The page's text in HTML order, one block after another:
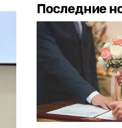
Последние